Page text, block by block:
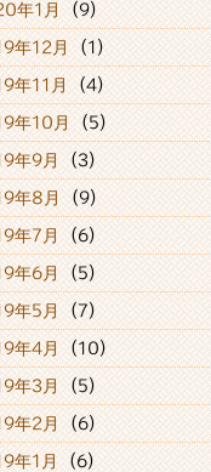
年1月 (9)
年12月 (1)
年11月 (4)
年10月 (5)
年9月 (3)
年8月 (9)
年7月 (6)
年6月 (5)
年5月 (7)
年4月 (10)
年3月 (5)
年2月 (6)
年1月 (6)